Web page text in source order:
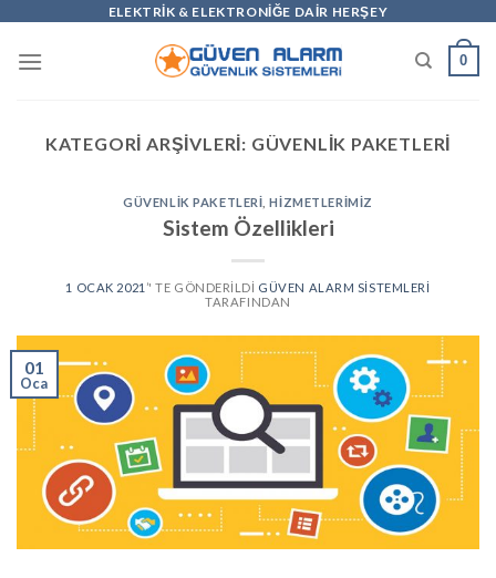
content
ELEKTRİK & ELEKTRONİĞE DAİR HERŞEY
0
KATEGORI ARŞIVLERI: GÜVENLIK PAKETLERI
GÜVENLIK PAKETLERI ,HIZMETLERIMIZ
Sistem Özellikleri
1 OCAK 2021 ’' TE GÖNDERILDI GÜVEN ALARM SISTEMLERI
TARAFINDAN
01
Oca